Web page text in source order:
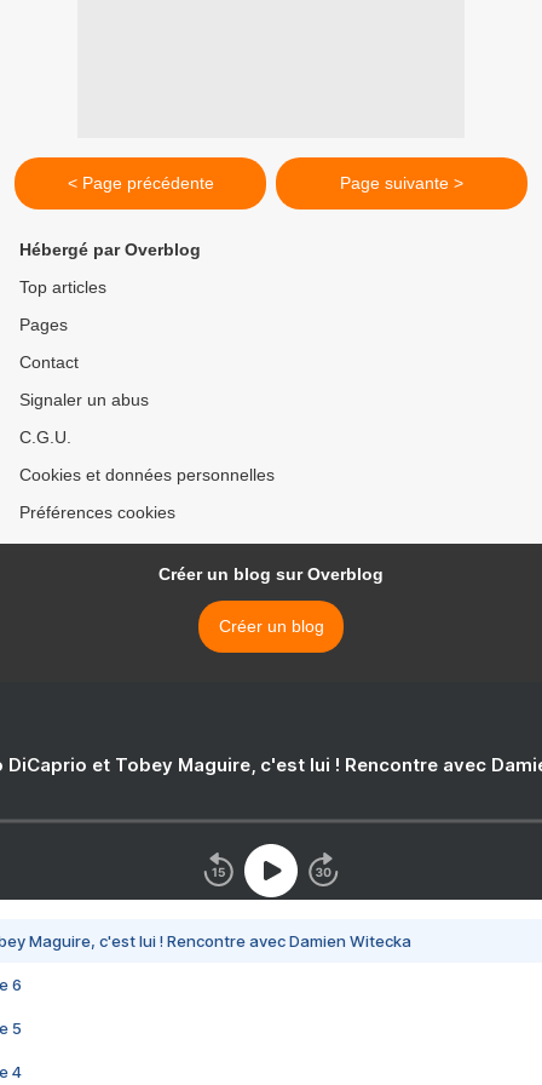
< Page précédente Page suivante >
Hébergé par Overblog
Top articles
Pages
Contact
Signaler un abus
C.G.U.
Cookies et données personnelles
Préférences cookies
Créer un blog sur Overblog
Créer un blog
DiCaprio et Tobey Maguire, c'est lui ! Rencontre avec
Maguire, c'est lui ! Rencontre avec Damien Witecka
6
5
4